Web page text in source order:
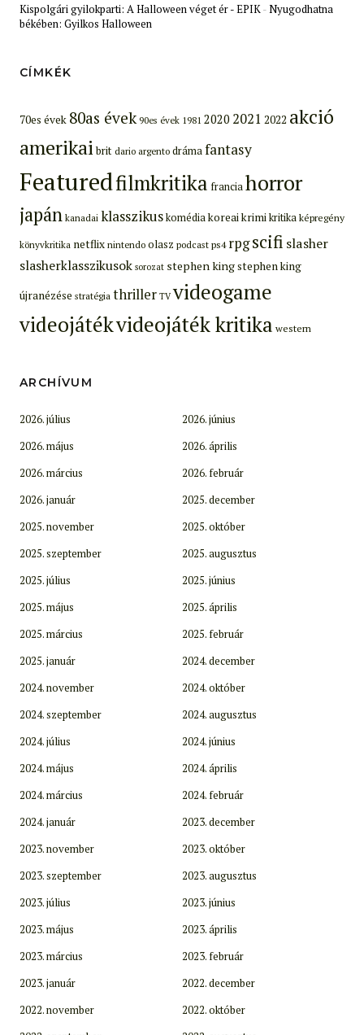
Kispolgári gyilokparti: A Halloween véget ér - EPIK-Nyugodhatna
békében: Gyilkos Halloween
CÍMKÉK
70es évek 80as évek 90es évek 1981 2020 2021 2022 akció
amerikaibrit dario argento drámafantasy
Featuredfilmkritika franciahorror
japán kanadai klasszikuskomédiakoreaikrimikritikaképregény
könyvkritika netflix nintendo olasz podcast ps4 rpgscifi slasher
slasherklasszikusok sorozat stephen kingstephen king
újranézése stratégia thriller TV videogame
videojátékvideojáték kritika western
ARCHÍVUM
2026. július
2026. június
2026. május
2026. április
2026. március
2026. február
2026. január
2025. december
2025. november
2025. október
2025. szeptember
2025. augusztus
2025. július
2025. június
2025. május
2025. április
2025. március
2025. február
2025. január
2024. december
2024. november
2024. október
2024. szeptember
2024. augusztus
2024. július
2024. június
2024. május
2024. április
2024. március
2024. február
2024. január
2023. december
2023. november
2023. október
2023. szeptember
2023. augusztus
2023. július
2023. június
2023. május
2023. április
2023. március
2023. február
2023. január
2022. december
2022. november
2022. október